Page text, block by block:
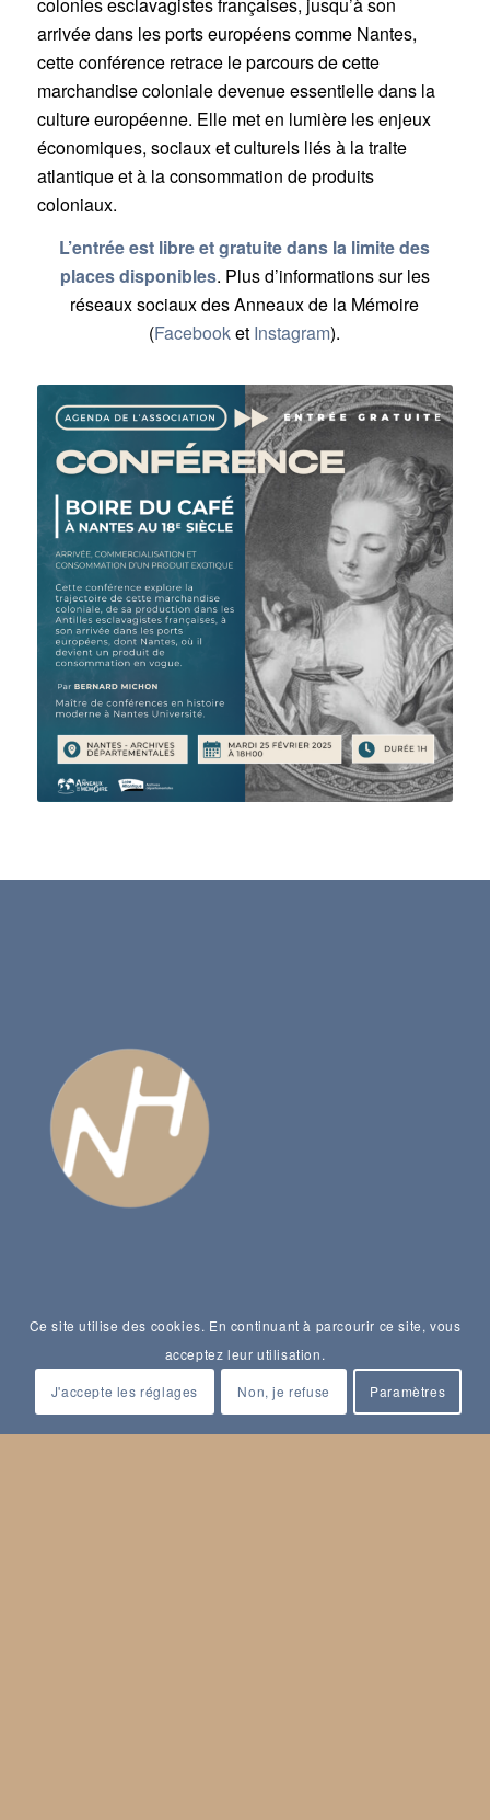
arrivée dans les ports européens comme Nantes,
cette conférence retrace le parcours de cette
marchandise coloniale devenue essentielle dans la
culture européenne. Elle met en lumière les enjeux
économiques, sociaux et culturels liés à la traite
atlantique et à la consommation de produits
coloniaux.
L’entrée est libre et gratuite dans la limite des
places disponibles. Plus d’informations sur les
réseaux sociaux des Anneaux de la Mémoire
(Facebooket Instagram).
Ce site utilise des cookies. En continuant à parcourir ce site, vous
acceptez leur utilisation.
J'accepte les réglages Non, je refuse Paramètres